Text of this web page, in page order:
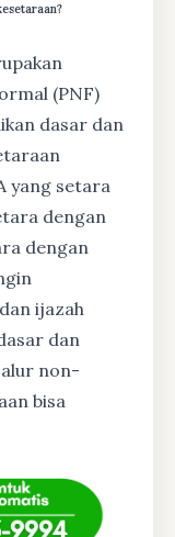
(PNF)
dasar dan
yang setara
dengan
dengan
ijazah
dan
non-
bisa